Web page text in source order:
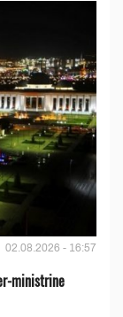
02.08.2026 - 16:57
ministrine